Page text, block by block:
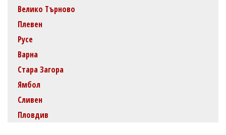
Велико Търново
Плевен
Русе
Варна
Стара Загора
Ямбол
Сливен
Пловдив